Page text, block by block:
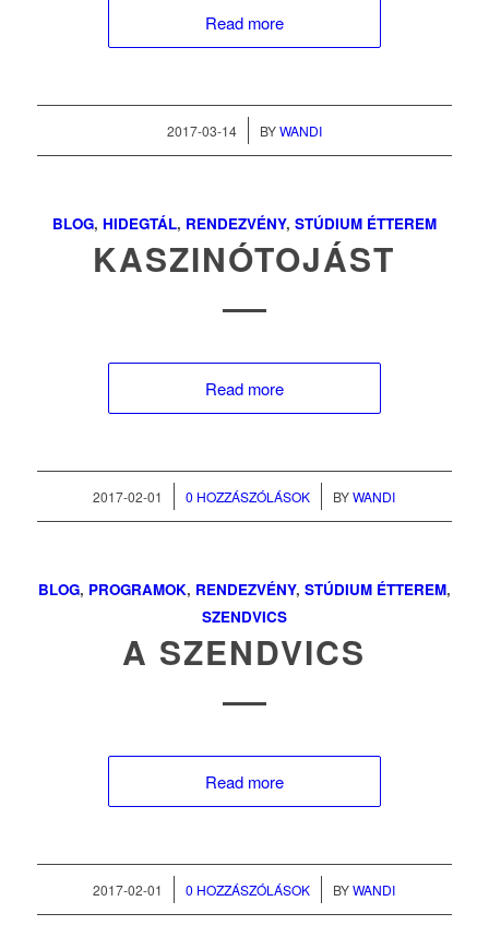
Read more
2017-03-14
/ BYWANDI
BLOG, HIDEGTÁL, RENDEZVÉNY, STÚDIUM ÉTTEREM
KASZINÓTOJÁST
Read more
2017-02-01
/ 0 HOZZÁSZÓLÁSOK
/ BYWANDI
BLOG, PROGRAMOK, RENDEZVÉNY, STÚDIUM ÉTTEREM,
SZENDVICS
A SZENDVICS
Read more
2017-02-01
/ 0 HOZZÁSZÓLÁSOK
/ BYWANDI